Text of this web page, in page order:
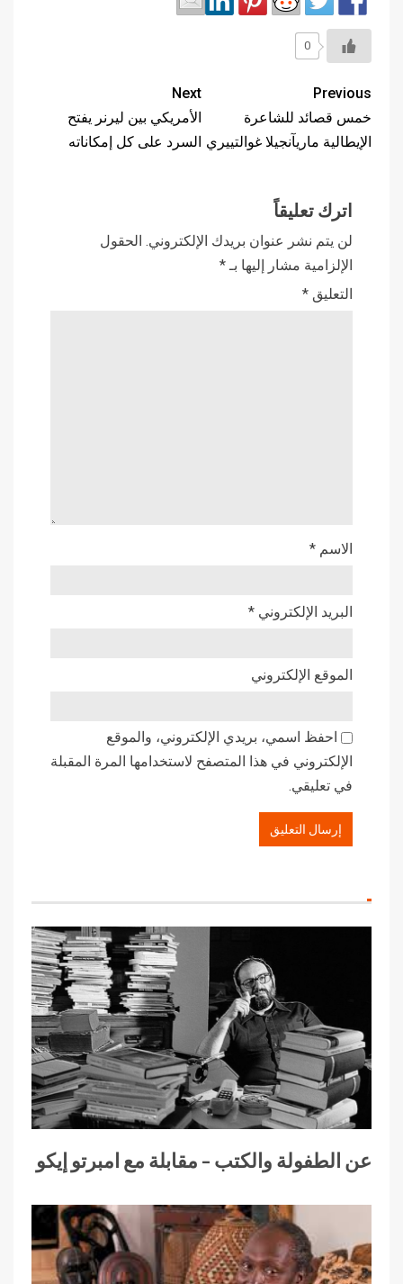
0
Previous
خمس قصائد للشاعرة
الإيطالية ماريآنجيلا غوالتييري
Next
الأمريكي بين ليرنر يفتح
السرد على كل إمكاناته
اترك تعليقاً
لن يتم نشر عنوان بريدك الإلكتروني. الحقول
الإلزامية مشار إليها بـ*
التعليق *
الاسم *
البريد الإلكتروني *
الموقع الإلكتروني
احفظ اسمي، بريدي الإلكتروني، والموقع
الإلكتروني في هذا المتصفح لاستخدامها المرة المقبلة
في تعليقي.
عن الطفولة والكتب – مقابلة مع امبرتو إيكو